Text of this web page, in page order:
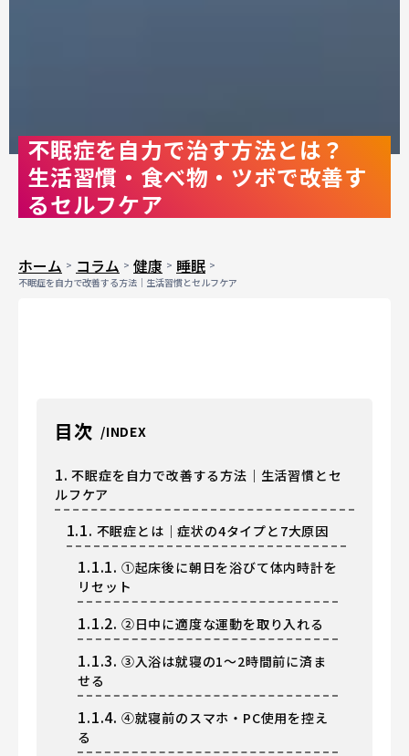
不眠症を自力で治す方法とは？
生活習慣・食べ物・ツボで改善す
るセルフケア
ホーム コラム 健康 睡眠
不眠症を自力で改善する方法｜生活習慣とセルフケア
目次
1. 不眠症を自力で改善する方法｜生活習慣とセ
ルフケア
1.1. 不眠症とは｜症状の4タイプと7大原因
1.1.1. ①起床後に朝日を浴びて体内時計を
リセット
1.1.2. ②日中に適度な運動を取り入れる
1.1.3. ③入浴は就寝の1〜2時間前に済ま
せる
1.1.4. ④就寝前のスマホ・PC使用を控え
る